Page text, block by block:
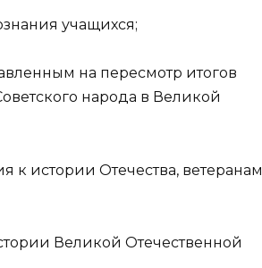
учащихся;
на пересмотр итогов
народа в Великой
к истории Отечества, ветеранам
Великой Отечественной